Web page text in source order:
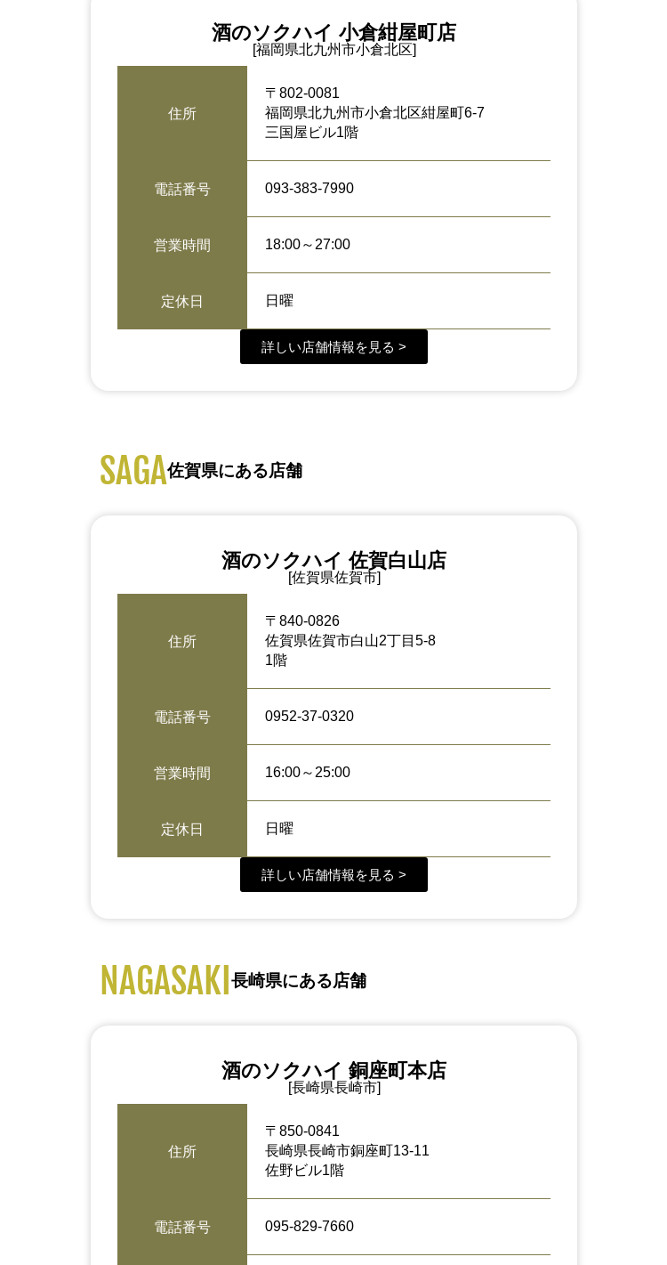
酒のソクハイ 小倉紺屋町店
[福岡県北九州市小倉北区]
住所
〒802-0081
福岡県北九州市小倉北区紺屋町6-7
三国屋ビル1階
電話番号 093-383-7990
営業時間 18:00～27:00
定休日 日曜
詳しい店舗情報を見る >
SAGA佐賀県にある店舗
酒のソクハイ 佐賀白山店
[佐賀県佐賀市]
住所
〒840-0826
佐賀県佐賀市白山2丁目5-8
1階
電話番号 0952-37-0320
営業時間 16:00～25:00
定休日 日曜
詳しい店舗情報を見る >
NAGASAKI 長崎県にある店舗
酒のソクハイ 銅座町本店
[長崎県長崎市]
住所
〒850-0841
長崎県長崎市銅座町13-11
佐野ビル1階
電話番号 095-829-7660